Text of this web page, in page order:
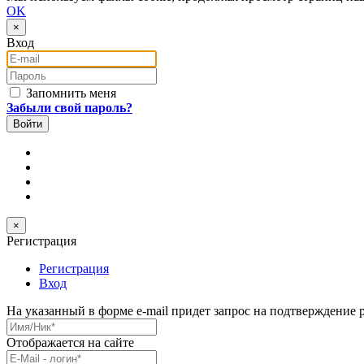
OK
×
Вход
E-mail
Пароль
Запомнить меня
Забыли свой пароль?
×
Регистрация
Регистрация
Вход
На указанный в форме e-mail придет запрос на подтверждение
Имя/Ник
Отображается на сайте
E-Mail *